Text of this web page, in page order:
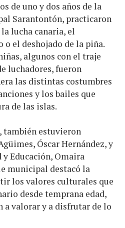
de uno y dos años de la
Sarantontón, practicaron
lucha canaria, el
el deshojado de la piña.
algunos con el traje
luchadores, fueron
las distintas costumbres
y los bailes que
de las islas.
también estuvieron
Óscar Hernández, y
y Educación, Omaira
municipal destacó la
los valores culturales que
desde temprana edad,
a valorar y a disfrutar de lo